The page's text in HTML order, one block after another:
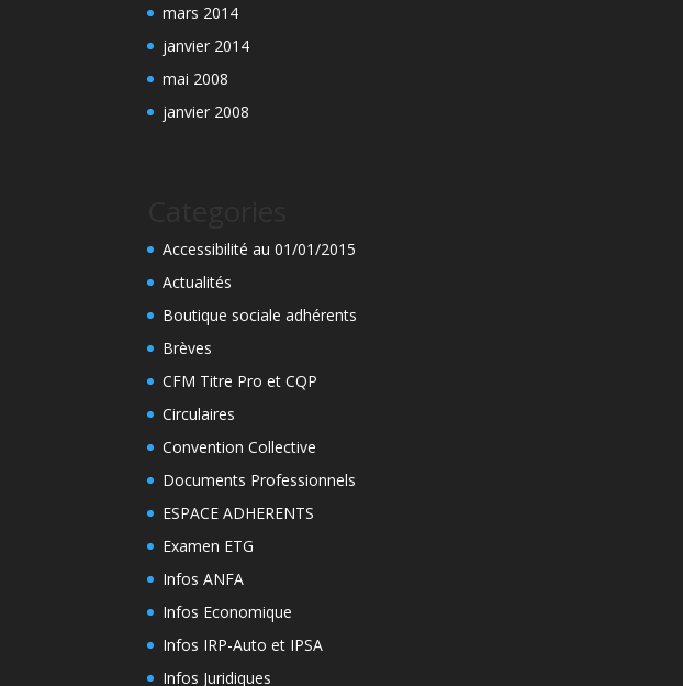
mars 2014
janvier 2014
mai 2008
janvier 2008
Accessibilité au 01/01/2015
Actualités
Boutique sociale adhérents
Brèves
CFM Titre Pro et CQP
Circulaires
Convention Collective
Documents Professionnels
ESPACE ADHERENTS
Examen ETG
Infos ANFA
Infos Economique
Infos IRP-Auto et IPSA
Infos Juridiques